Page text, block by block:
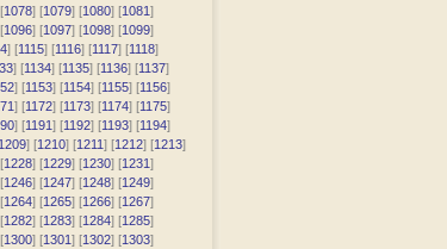
1078] [1079] [1080] [1081]
1096] [1097] [1098] [1099]
] [1115] [1116] [1117] [1118]
] [1134] [1135] [1136] [1137]
] [1153] [1154] [1155] [1156]
] [1172] [1173] [1174] [1175]
] [1191] [1192] [1193] [1194]
] [1210] [1211] [1212] [1213]
1228] [1229] [1230] [1231]
1246] [1247] [1248] [1249]
1264] [1265] [1266] [1267]
1282] [1283] [1284] [1285]
1300] [1301] [1302] [1303]